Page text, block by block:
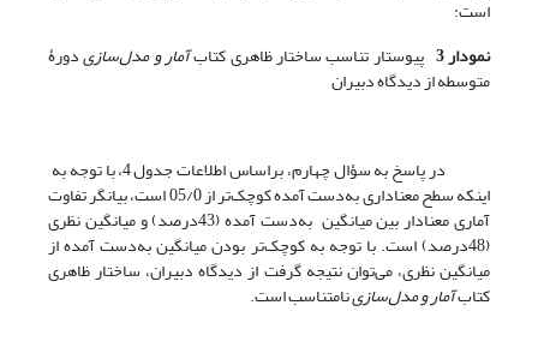
است:
نمودار 3
پیوستار تناسب ساختار ظاهری کتابآمار و مدل‌سازیدورۀ
متوسطه از دیدگاه دبیران
در پاسخ به سؤال چهارم، براساس اطلاعات جدول 4، با توجه به
اینکه سطح معناداری به‌دست آمده کوچک‌تر از 05/0 است، بیانگر تفاوت
آماری معنا‌دار بین میانگین به‌دست آمده (43درصد) و میانگین نظری
(48درصد) است. با توجه به کوچک‌تر بودن میانگین به‌دست آمده از
میانگین نظری، می‌توان نتیجه گرفت از دیدگاه دبیران، ساختار ظاهری
کتابآمار و مدل‌سازینامتناسب است.